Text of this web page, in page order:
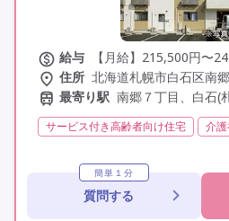
給与
【月給】215,500円〜
住所 北海道札幌市白石区南
最寄り駅 南郷７丁目、白石(
サービス付き高齢者向け住宅
介
初任者
残業月20時間以内
社会
年間休日110日以上
学歴不問
簡単１分
質問する